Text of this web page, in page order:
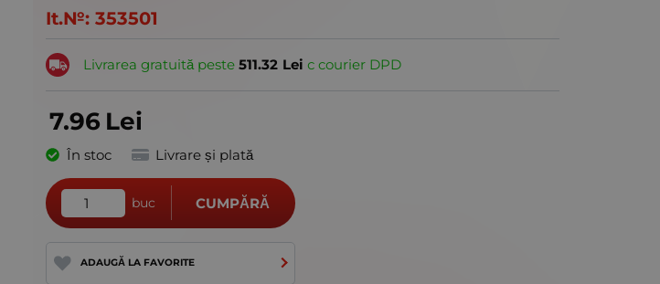
It.№: 353501
Livrarea gratuită peste511.32 Lei с courier DPD
7.96 Lei
În stoc Livrare și plată
buc CUMPĂRĂ
ADAUGĂ LA FAVORITE